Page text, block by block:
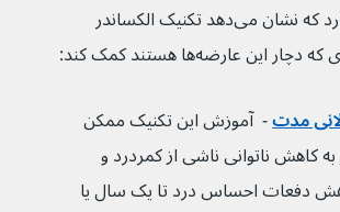
شواهدی وجود دارد که نشان می‌دهد تکنیک الکساندر
مدت -  آموزش این تکنیک ممکن
کاهش ناتوانی ناشی از کمردرد و
دفعات احساس درد تا یک سال یا